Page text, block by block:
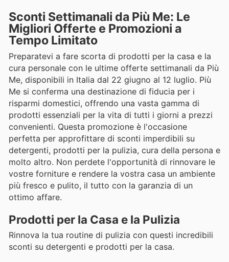
Sconti Settimanali da Più Me: Le
Migliori Offerte e Promozioni a
Tempo Limitato
Preparatevi a fare scorta di prodotti per la casa e la
cura personale con le ultime offerte settimanali da Più
Me, disponibili in Italia dal 22 giugno al 12 luglio. Più
Me si conferma una destinazione di fiducia per i
risparmi domestici, offrendo una vasta gamma di
prodotti essenziali per la vita di tutti i giorni a prezzi
convenienti. Questa promozione è l'occasione
perfetta per approfittare di sconti imperdibili su
detergenti, prodotti per la pulizia, cura della persona e
molto altro. Non perdete l'opportunità di rinnovare le
vostre forniture e rendere la vostra casa un ambiente
più fresco e pulito, il tutto con la garanzia di un
ottimo affare.
Prodotti per la Casa e la Pulizia
Rinnova la tua routine di pulizia con questi incredibili
sconti su detergenti e prodotti per la casa.